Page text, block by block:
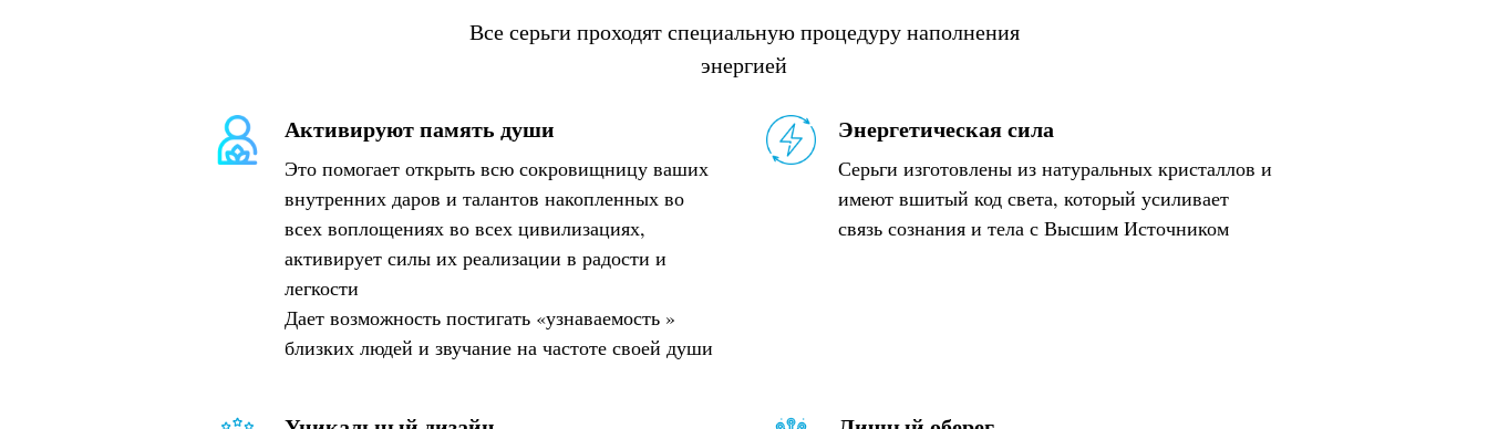
Все серьги проходят специальную процедуру наполнения
энергией
Активируют память души
Это помогает открыть всю сокровищницу ваших
внутренних даров и талантов накопленных во
всех воплощениях во всех цивилизациях,
активирует силы их реализации в радости и
легкости
Дает возможность постигать «узнаваемость »
близких людей и звучание на частоте своей души
Энергетическая сила
Серьги изготовлены из натуральных кристаллов и
имеют вшитый код света, который усиливает
связь сознания и тела с Высшим Источником